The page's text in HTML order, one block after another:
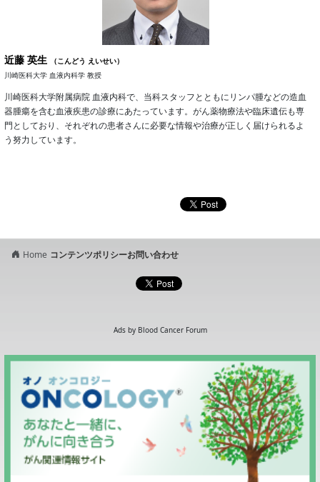
近藤 英生
（こんどう えいせい）
川崎医科大学 血液内科学 教授
川崎医科大学附属病院 血液内科で、当科スタッフとともにリンパ腫などの造血
器腫瘍を含む血液疾患の診療にあたっています。がん薬物療法や臨床遺伝も専
門としており、それぞれの患者さんに必要な情報や治療が正しく届けられるよ
う努力しています。
Home コンテンツポリシーお問い合わせ
Ads by Blood Cancer Forum